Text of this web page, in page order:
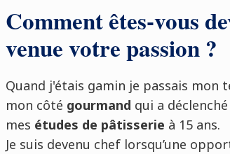
Comment êtes-vous
venue votre passion ?
Quand j'étais gamin je passais mon
mon côté gourmand qui a
mes études de pâtisserie à 15 ans.
Je suis devenu chef lorsqu’une